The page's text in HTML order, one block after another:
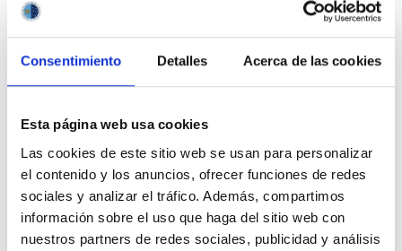
Consentimiento Detalles Acerca de las cookies
Esta página web usa cookies
Las cookies de este sitio web se usan para personalizar
el contenido y los anuncios, ofrecer funciones de redes
sociales y analizar el tráfico. Además, compartimos
información sobre el uso que haga del sitio web con
nuestros partners de redes sociales, publicidad y análisis